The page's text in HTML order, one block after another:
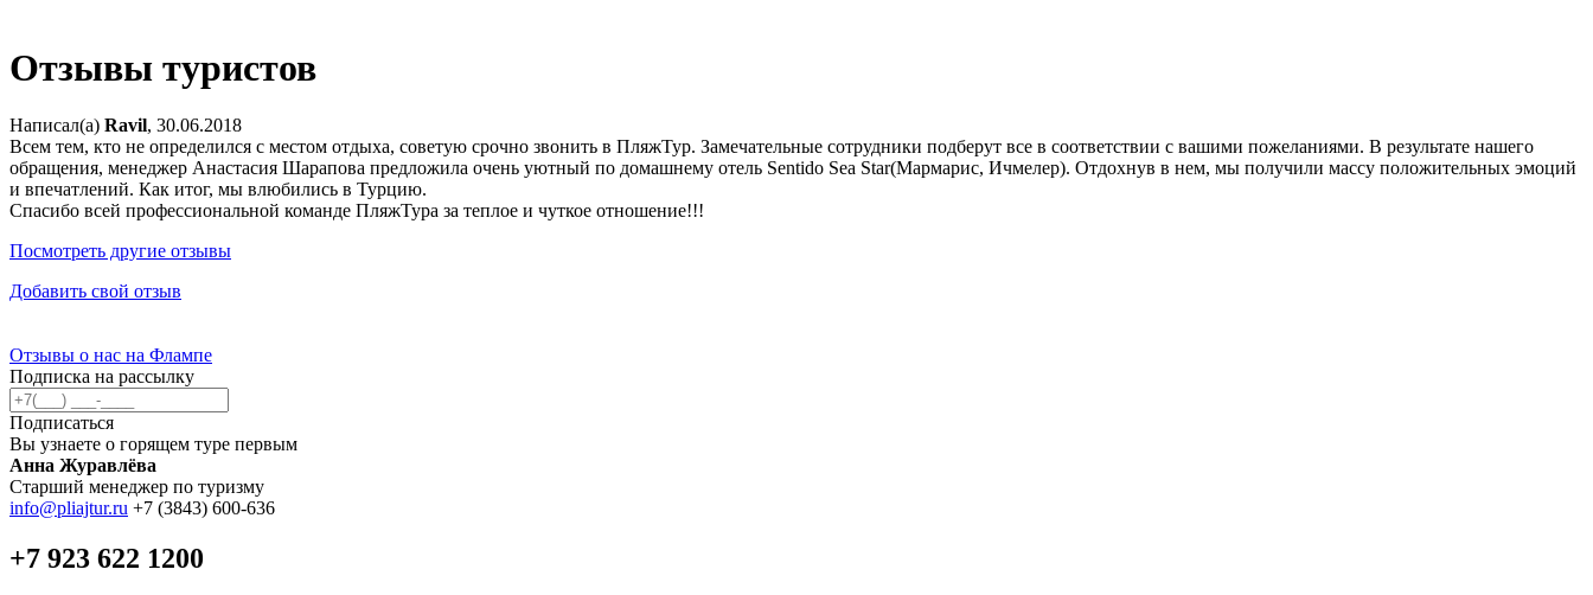
Отзывы туристов
Написал(а) Ravil, 30.06.2018
Всем тем, кто не определился с местом отдыха, советую срочно звонить в ПляжТур. Замечательные сотрудники подберут все в соответствии с вашими пожеланиями. В результате нашего
обращения, менеджер Анастасия Шарапова предложила очень уютный по домашнему отель Sentido Sea Star(Мармарис, Ичмелер). Отдохнув в нем, мы получили массу положительных эмоций
и впечатлений. Как итог, мы влюбились в Турцию.
Спасибо всей профессиональной команде ПляжТура за теплое и чуткое отношение!!!
Посмотреть другие отзывы
Добавить свой отзыв
Отзывы о нас на Флампе
Подписка на рассылку
Подписаться
Вы узнаете о горящем туре первым
Анна Журавлёва
Старший менеджер по туризму
info@pliajtur.ru +7 (3843) 600-636
+7 923 622 1200